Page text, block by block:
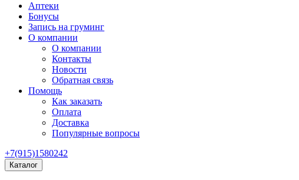
Аптеки
Бонусы
Запись на груминг
О компании
О компании
Контакты
Новости
Обратная связь
Помощь
Как заказать
Оплата
Доставка
Популярные вопросы
+7(915)1580242
Каталог